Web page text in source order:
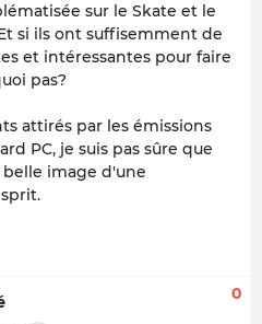
sur le Skate et le
si ils ont suffisemment de
et intéressantes pour faire
pas?
attirés par les émissions
PC, je suis pas sûre que
image d'une
0